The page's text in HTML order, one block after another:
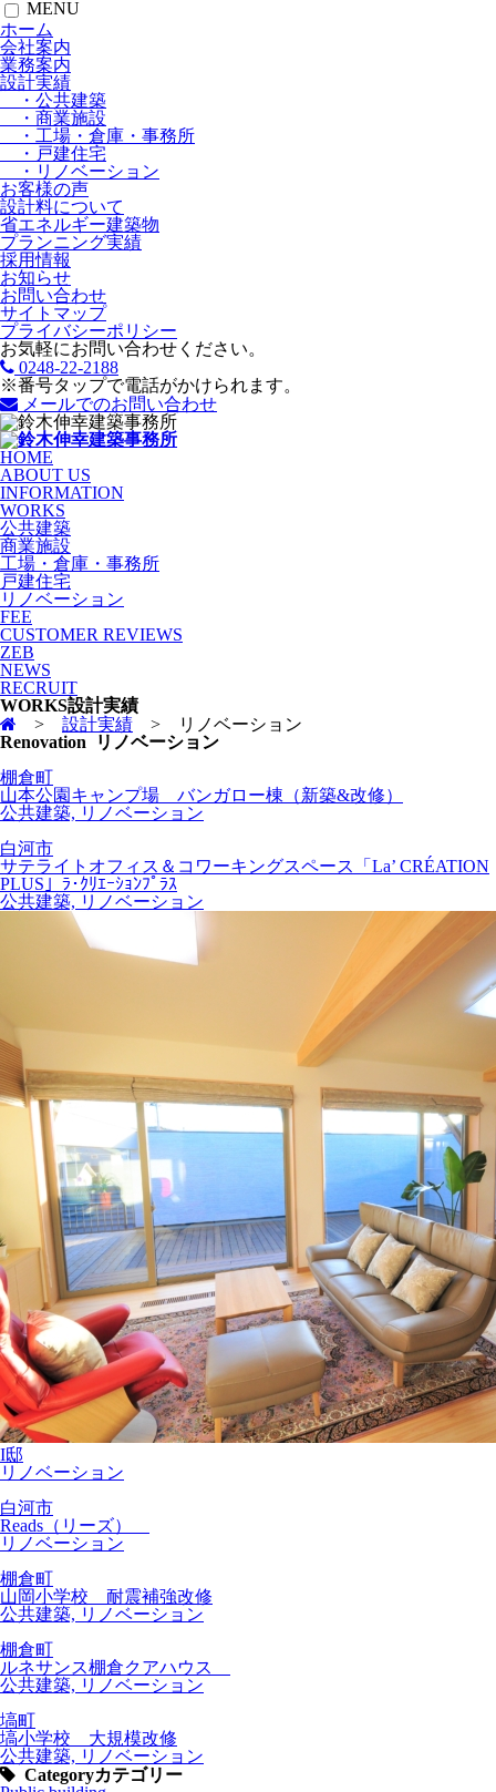
MENU
ホーム
会社案内
業務案内
設計実績
・公共建築
・商業施設
・工場・倉庫・事務所
・戸建住宅
・リノベーション
お客様の声
設計料について
省エネルギー建築物
プランニング実績
採用情報
お知らせ
お問い合わせ
サイトマップ
プライバシーポリシー
お気軽にお問い合わせください。
0248-22-2188
※番号タップで電話がかけられます。
メールでのお問い合わせ
HOME
ABOUT US
INFORMATION
WORKS
公共建築
商業施設
工場・倉庫・事務所
戸建住宅
リノベーション
FEE
CUSTOMER REVIEWS
ZEB
NEWS
RECRUIT
WORKS設計実績
> 設計実績 >
リノベーション
Renovation
リノベーション
棚倉町
山本公園キャンプ場 バンガロー棟（新築&改修）
公共建築, リノベーション
白河市
サテライトオフィス＆コワーキングスペース「La’ CRÉATION
PLUS」ﾗ･ｸﾘｴｰｼｮﾝﾌﾟﾗｽ
公共建築, リノベーション
I邸
リノベーション
白河市
Reads（リーズ）
リノベーション
棚倉町
山岡小学校 耐震補強改修
公共建築, リノベーション
棚倉町
ルネサンス棚倉クアハウス
公共建築, リノベーション
塙町
塙小学校 大規模改修
公共建築, リノベーション
Categoryカテゴリー